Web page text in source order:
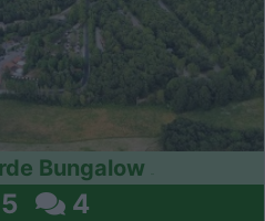
Bungalow
4